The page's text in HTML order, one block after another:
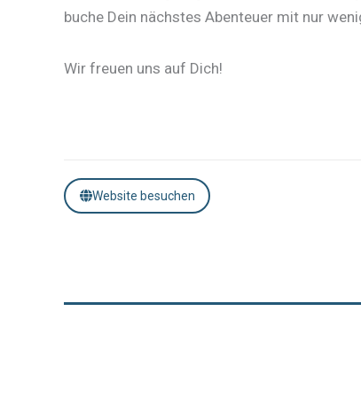
buche Dein nächstes Abenteuer mit nur
Wir freuen uns auf Dich!
Website besuchen